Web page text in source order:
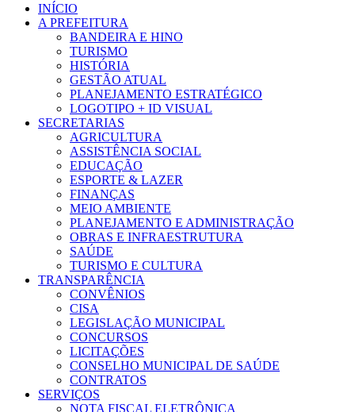
INÍCIO
A PREFEITURA
BANDEIRA E HINO
TURISMO
HISTÓRIA
GESTÃO ATUAL
PLANEJAMENTO ESTRATÉGICO
LOGOTIPO + ID VISUAL
SECRETARIAS
AGRICULTURA
ASSISTÊNCIA SOCIAL
EDUCAÇÃO
ESPORTE & LAZER
FINANÇAS
MEIO AMBIENTE
PLANEJAMENTO E ADMINISTRAÇÃO
OBRAS E INFRAESTRUTURA
SAÚDE
TURISMO E CULTURA
TRANSPARÊNCIA
CONVÊNIOS
CISA
LEGISLAÇÃO MUNICIPAL
CONCURSOS
LICITAÇÕES
CONSELHO MUNICIPAL DE SAÚDE
CONTRATOS
SERVIÇOS
NOTA FISCAL ELETRÔNICA